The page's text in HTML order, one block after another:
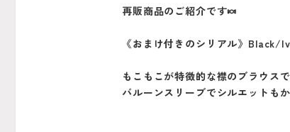
再販商品のご紹介です🍬
《おまけ付きのシリアル》Black/
もこもこが特徴的な襟のブラウス
バルーンスリーブでシルエットも